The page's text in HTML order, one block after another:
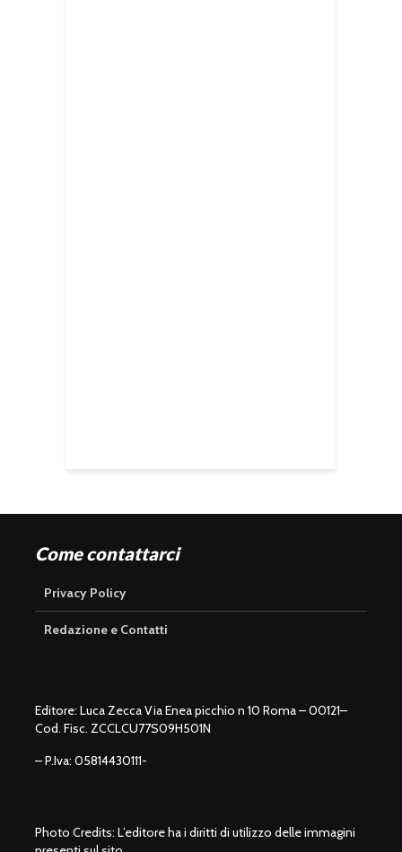
Come contattarci
Privacy Policy
Redazione e Contatti
Editore: Luca Zecca Via Enea picchio n 10 Roma – 00121–
Cod. Fisc. ZCCLCU77S09H501N
– P.Iva: 05814430111-
Photo Credits: L’editore ha i diritti di utilizzo delle immagini